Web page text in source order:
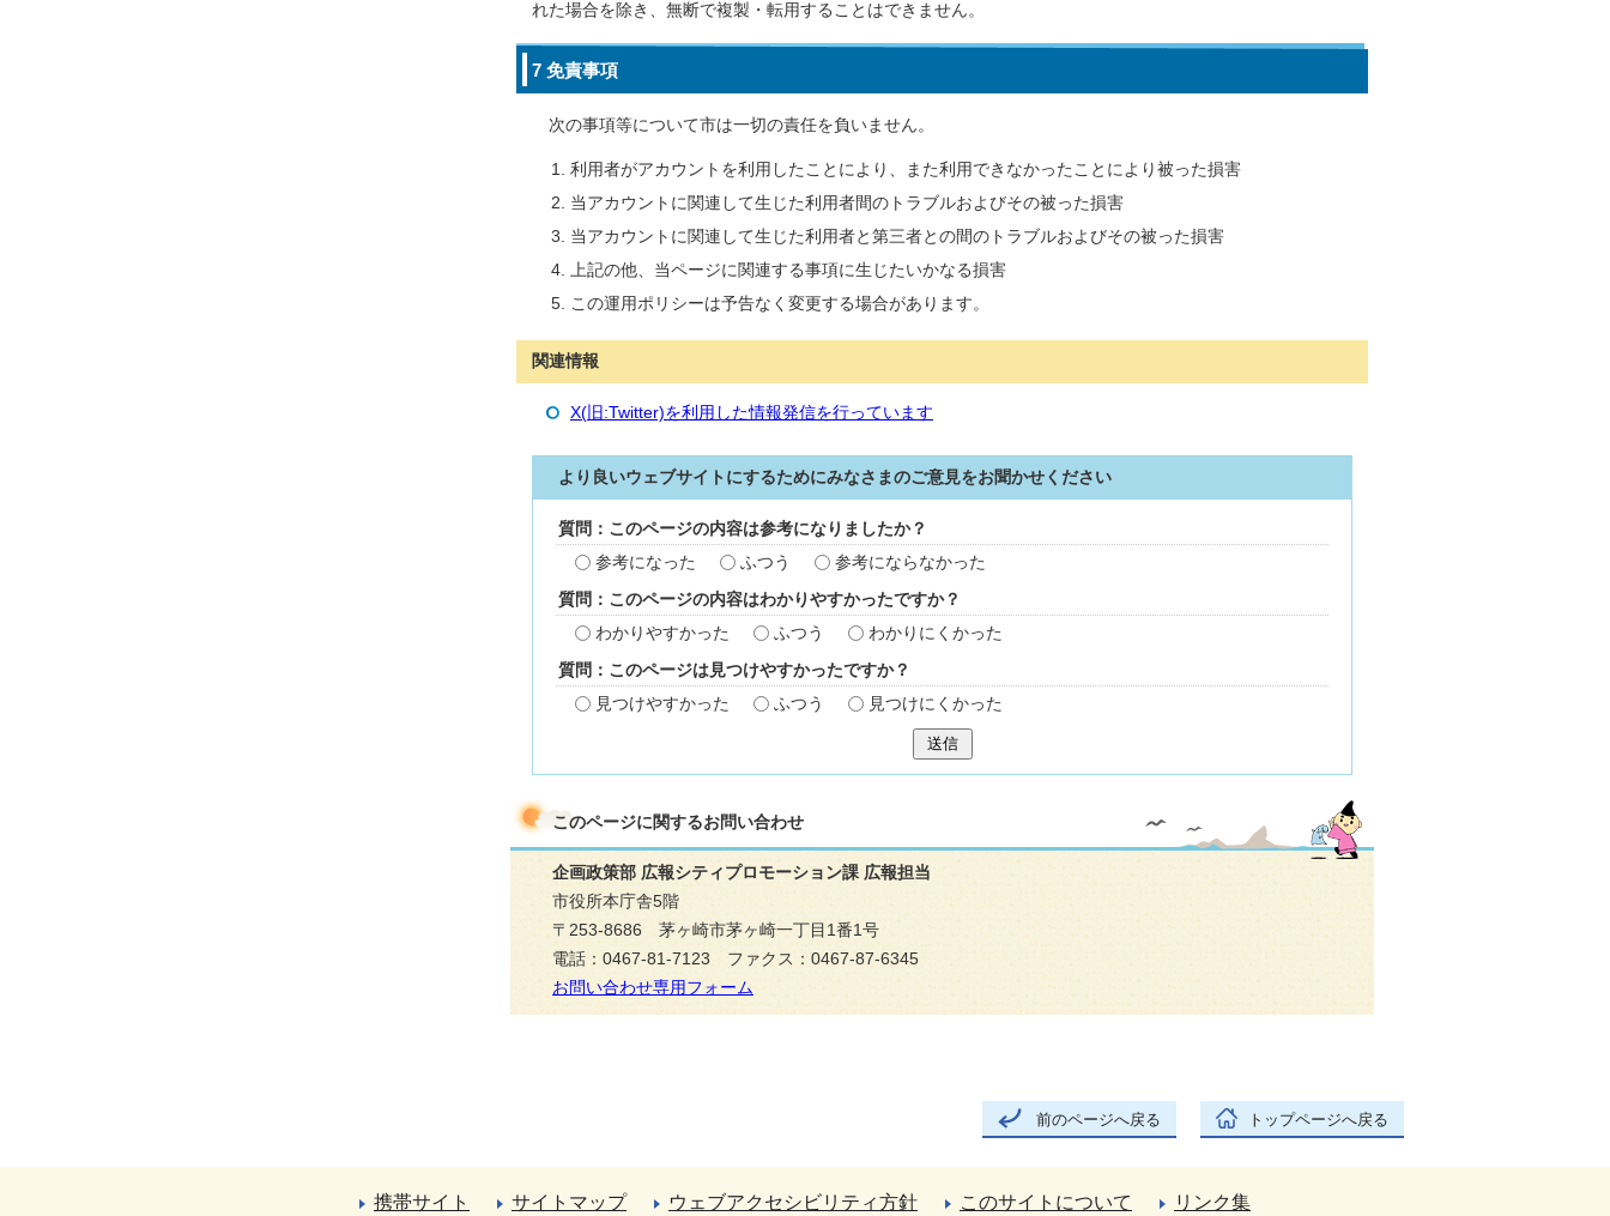
れた場合を除き、無断で複製・転用することはできません。
7 免責事項
次の事項等について市は一切の責任を負いません。
利用者がアカウントを利用したことにより、また利用できなかったことにより被った損害
当アカウントに関連して生じた利用者間のトラブルおよびその被った損害
当アカウントに関連して生じた利用者と第三者との間のトラブルおよびその被った損害
上記の他、当ページに関連する事項に生じたいかなる損害
この運用ポリシーは予告なく変更する場合があります。
関連情報
X(旧:Twitter)を利用した情報発信を行っています
より良いウェブサイトにするためにみなさまのご意見をお聞かせください
質問：このページの内容は参考になりましたか？
参考になった
ふつう 参考にならなかった
質問：このページの内容はわかりやすかったですか？
わかりやすかった
ふつう わかりにくかった
質問：このページは見つけやすかったですか？
見つけやすかった
ふつう 見つけにくかった
送信
このページに関するお問い合わせ
企画政策部 広報シティプロモーション課 広報担当
市役所本庁舎5階
〒253-8686 茅ヶ崎市茅ヶ崎一丁目1番1号
電話：0467-81-7123 ファクス：0467-87-6345
お問い合わせ専用フォーム
前のページへ戻る トップページへ戻る
携帯サイト サイトマップ ウェブアクセシビリティ方針 このサイトについて リンク集